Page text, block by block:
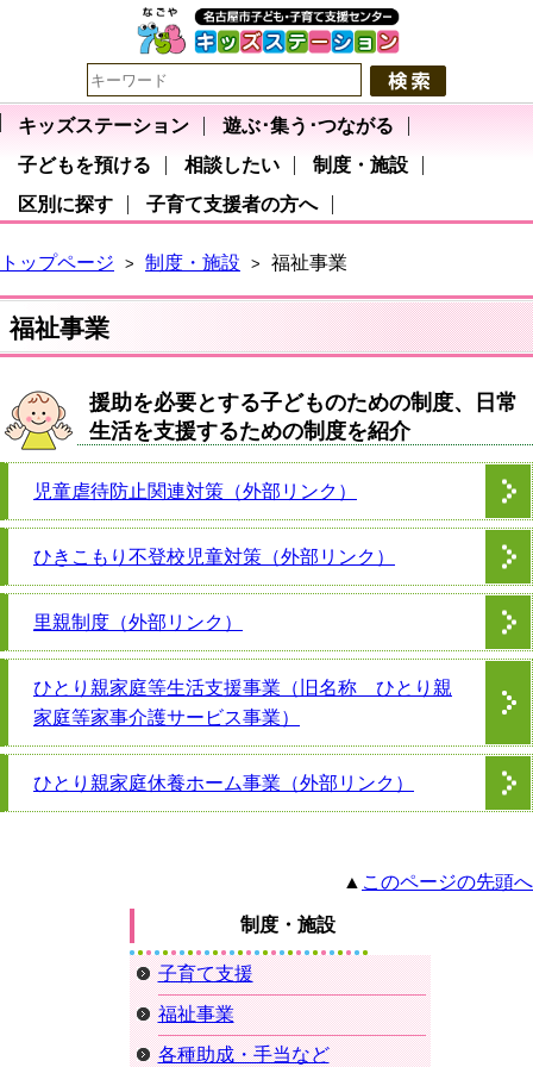
キッズステーション
遊ぶ･集う･つながる
子どもを預ける
相談したい
制度・施設
区別に探す
子育て支援者の方へ
トップページ > 制度・施設 > 福祉事業
福祉事業
援助を必要とする子どものための制度、日常
生活を支援するための制度を紹介
児童虐待防止関連対策（外部リンク）
ひきこもり不登校児童対策（外部リンク）
里親制度（外部リンク）
ひとり親家庭等生活支援事業（旧名称 ひとり親
家庭等家事介護サービス事業）
ひとり親家庭休養ホーム事業（外部リンク）
▲ このページの先頭へ
制度・施設
子育て支援
福祉事業
各種助成・手当など